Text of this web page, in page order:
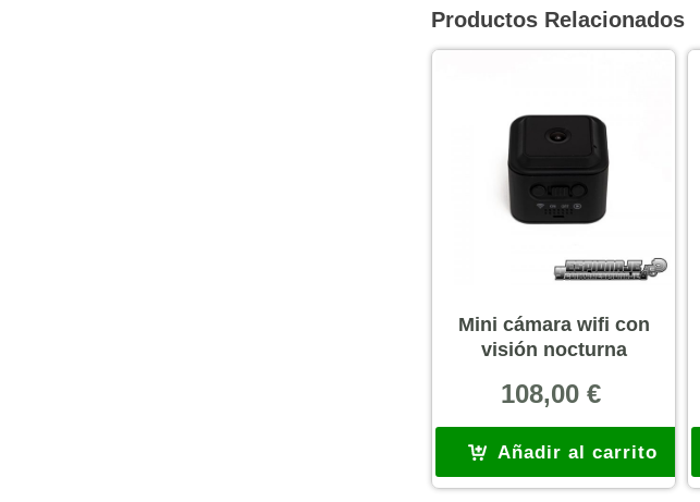
Productos Relacionados
Mini cámara wifi con
visión nocturna
108,00€
Añadir al carrito